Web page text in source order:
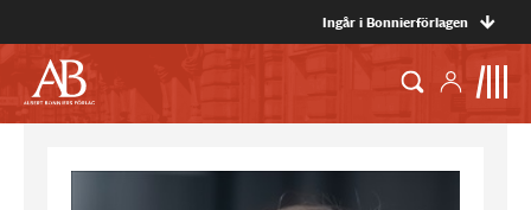
Ingår i Bonnierförlagen